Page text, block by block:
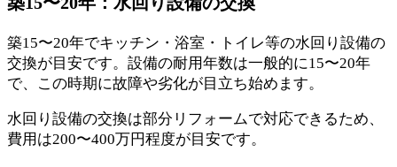
築15〜20年でキッチン・浴室・トイレ等の水回り設備の
交換が目安です。設備の耐用年数は一般的に15〜20年
で、この時期に故障や劣化が目立ち始めます。
水回り設備の交換は部分リフォームで対応できるため、
費用は200〜400万円程度が目安です。